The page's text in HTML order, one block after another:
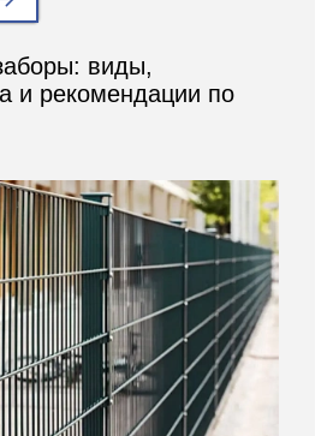
виды,
и рекомендации по